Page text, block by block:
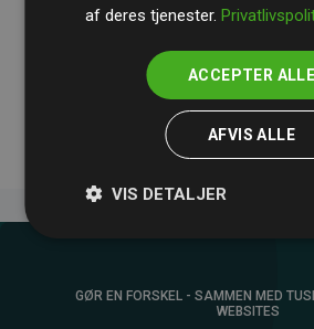
Deres revision dokumenterer, at
medlemmernes websites
GØR EN FORSKEL - SAMMEN MED
WEBSITES
af deres tjenester.
ACCEPTER ALLE
AFVIS ALLE
VIS DETALJER